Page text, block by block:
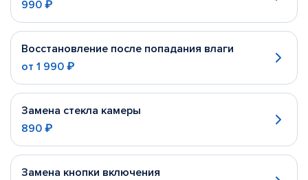
990 ₽
Восстановление после попадания влаги
от 1 990 ₽
Замена стекла камеры
890 ₽
Замена кнопки включения